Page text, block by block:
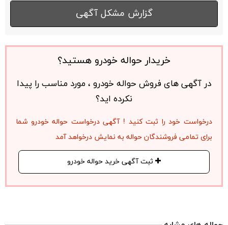
گزارش مشکل آگهی
خریدار حواله خودرو هستید؟
در آگهی های فروش حواله خودرو ، مورد مناسب را پیدا
نکرده اید؟
درخواست خود را ثبت کنید ! آگهی درخواست حواله خودرو شما
برای تمامی فروشندگان حواله به نمایش درخواهد آمد
ثبت آگهی خرید حواله خودرو